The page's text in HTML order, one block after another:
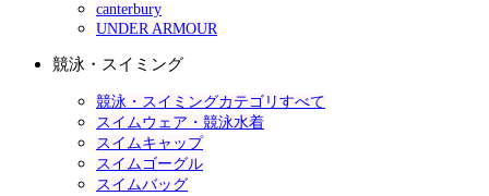
canterbury
UNDER ARMOUR
競泳・スイミング
競泳・スイミングカテゴリすべて
スイムウェア・競泳水着
スイムキャップ
スイムゴーグル
スイムバッグ